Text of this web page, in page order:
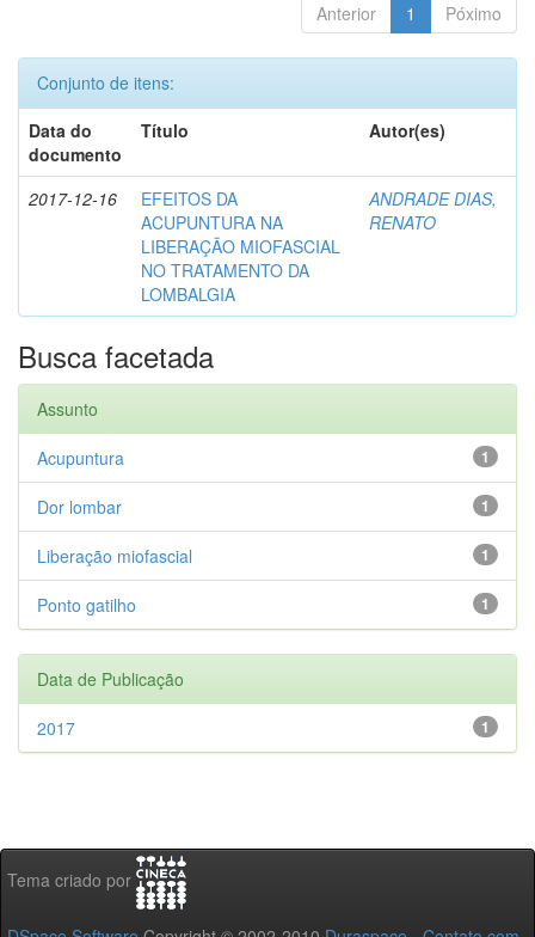
Anterior 1 Póximo
Conjunto de itens:
Data do
documento
Título Autor(es)
2017-12-16
EFEITOS DA
ACUPUNTURA NA
LIBERAÇÃO MIOFASCIAL
NO TRATAMENTO DA
LOMBALGIA
ANDRADE DIAS,
RENATO
Busca facetada
Assunto
1
Acupuntura
1
Dor lombar
1
Liberação miofascial
1
Ponto gatilho
Data de Publicação
1
2017
Tema criado por